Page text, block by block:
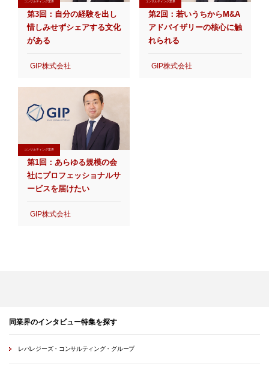
コンサルティング業界
第3回：自分の経験を出し
惜しみせずシェアする文化
がある
GIP株式会社
コンサルティング業界
第2回：若いうちからM&A
アドバイザリーの核心に触
れられる
GIP株式会社
コンサルティング業界
第1回：あらゆる規模の会
社にプロフェッショナルサ
ービスを届けたい
GIP株式会社
同業界のインタビュー特集を探す
レバレジーズ・コンサルティング・グループ